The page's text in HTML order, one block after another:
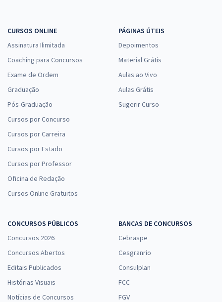
CURSOS ONLINE
Assinatura Ilimitada
Coaching para Concursos
Exame de Ordem
Graduação
Pós-Graduação
Cursos por Concurso
Cursos por Carreira
Cursos por Estado
Cursos por Professor
Oficina de Redação
Cursos Online Gratuitos
PÁGINAS ÚTEIS
Depoimentos
Material Grátis
Aulas ao Vivo
Aulas Grátis
Sugerir Curso
CONCURSOS PÚBLICOS
Concursos 2026
Concursos Abertos
Editais Publicados
Histórias Visuais
Notícias de Concursos
BANCAS DE CONCURSOS
Cebraspe
Cesgranrio
Consulplan
FCC
FGV